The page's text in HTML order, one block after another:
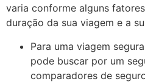
varia conforme alguns
duração da sua viagem e a
Para uma viagem
pode buscar por um
comparadores de